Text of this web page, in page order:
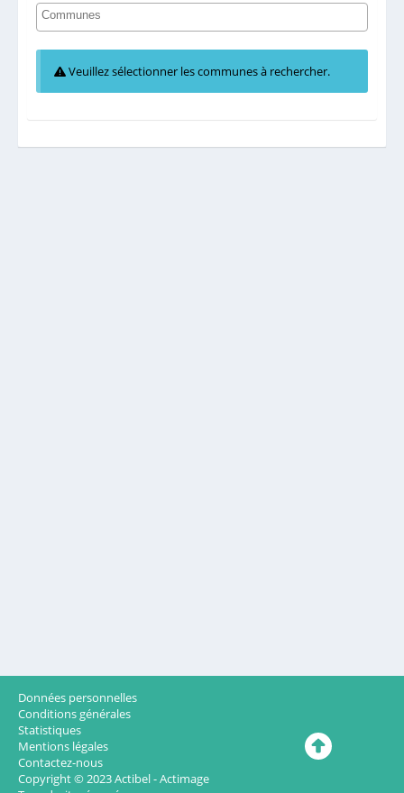
Veuillez sélectionner les communes à rechercher.
Données personnelles
Conditions générales
Statistiques
Mentions légales
Contactez-nous
Copyright © 2023Actibel - Actimage